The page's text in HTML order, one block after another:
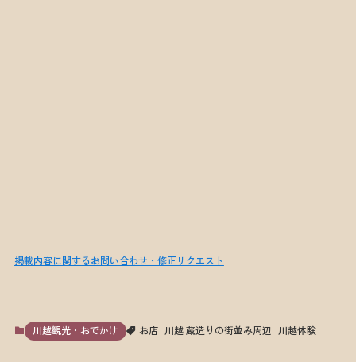
掲載内容に関するお問い合わせ・修正リクエスト
川越観光・おでかけ お店 川越 蔵造りの街並み周辺 川越体験